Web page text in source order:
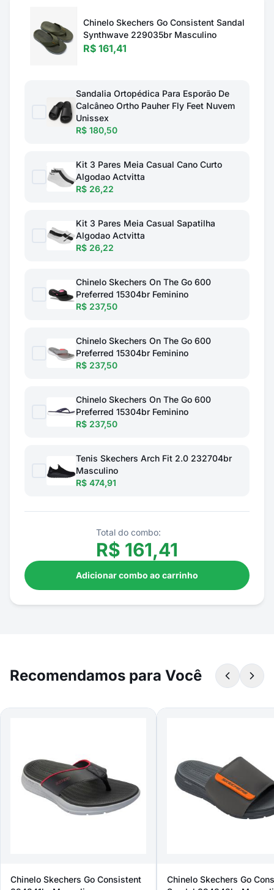
Chinelo Skechers Go Consistent Sandal
Synthwave 229035br Masculino
R$ 161,41
Sandalia Ortopédica Para Esporão De
Calcâneo Ortho Pauher Fly Feet Nuvem
Unissex
R$ 180,50
Kit 3 Pares Meia Casual Cano Curto
Algodao Actvitta
R$ 26,22
Kit 3 Pares Meia Casual Sapatilha
Algodao Actvitta
R$ 26,22
Chinelo Skechers On The Go 600
Preferred 15304br Feminino
R$ 237,50
Chinelo Skechers On The Go 600
Preferred 15304br Feminino
R$ 237,50
Chinelo Skechers On The Go 600
Preferred 15304br Feminino
R$ 237,50
Tenis Skechers Arch Fit 2.0 232704br
Masculino
R$ 474,91
Total do combo:
R$ 161,41
Adicionar combo ao carrinho
Recomendamos para Você
Chinelo Skechers Go Consistent
Chinelo Skechers Go